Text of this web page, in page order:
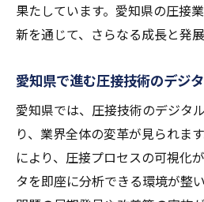
果たしています。愛知県の圧接
新を通じて、さらなる成長と発
愛知県で進む圧接技術のデジ
愛知県では、圧接技術のデジタ
り、業界全体の変革が見られま
により、圧接プロセスの可視化
タを即座に分析できる環境が整